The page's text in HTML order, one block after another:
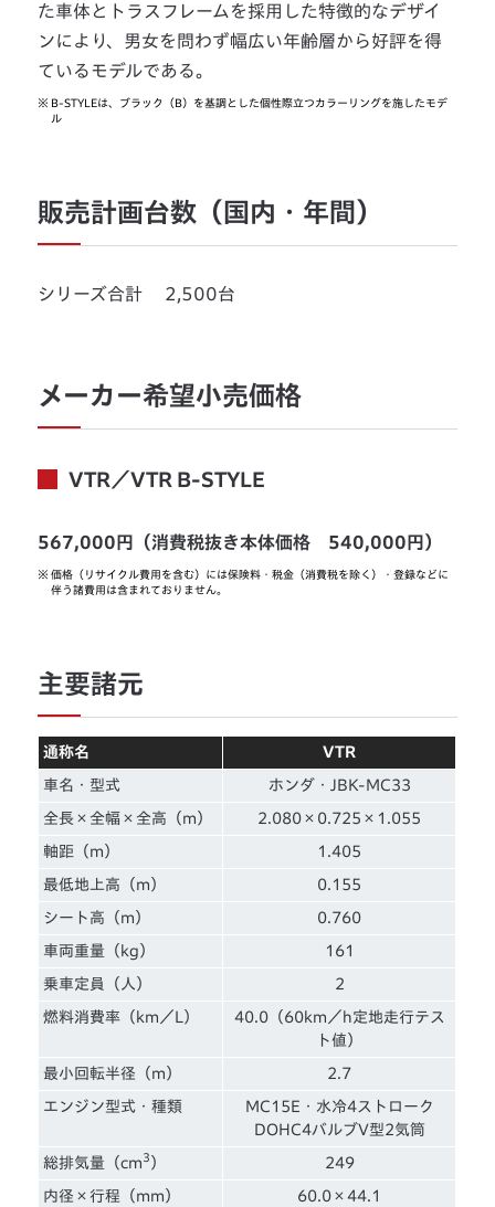
た車体とトラスフレームを採用した特徴的なデザイ
ンにより、男女を問わず幅広い年齢層から好評を得
ているモデルである。
※ B-STYLEは、ブラック（B）を基調とした個性際立つカラーリングを施したモデ
ル
販売計画台数（国内・年間）
シリーズ合計 2,500台
メーカー希望小売価格
VTR／VTR B-STYLE
567,000円（消費税抜き本体価格 540,000円）
※ 価格（リサイクル費用を含む）には保険料・税金（消費税を除く）・登録などに
伴う諸費用は含まれておりません。
主要諸元
通称名 VTR
車名・型式 ホンダ・JBK-MC33
全長×全幅×全高（m） 2.080×0.725×1.055
軸距（m） 1.405
最低地上高（m） 0.155
シート高（m） 0.760
車両重量（kg） 161
乗車定員（人） 2
燃料消費率（km／L）
40.0（60km／h定地走行テス
ト値）
最小回転半径（m） 2.7
エンジン型式・種類
MC15E・水冷4ストローク
DOHC4バルブV型2気筒
総排気量（cm 3 ） 249
内径×行程（mm） 60.0×44.1